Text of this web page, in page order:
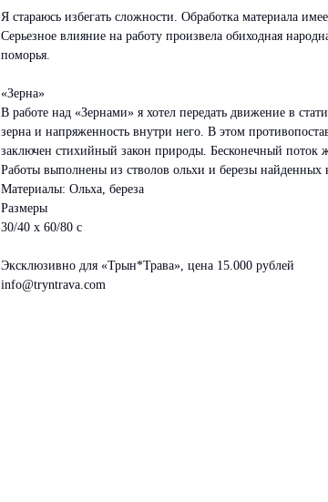
Я стараюсь избегать сложности. Обработка материала
Серьезное влияние на работу произвела обиходная
поморья.
«Зерна»
В работе над «Зернами» я хотел передать движение в
зерна и напряженность внутри него. В этом
заключен стихийный закон природы. Бесконечный поток
Работы выполнены из стволов ольхи и березы найденных
Материалы: Ольха, береза
Размеры
30/40 х 60/80 с
Эксклюзивно для «Трын*Трава», цена 15.000 рублей
info@tryntrava.com